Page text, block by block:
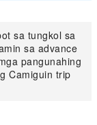
sa tungkol sa
sa advance
pangunahing
Camiguin trip